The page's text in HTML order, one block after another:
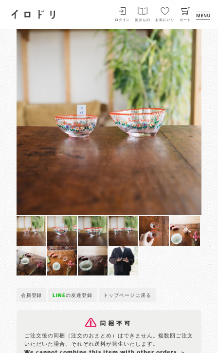
イロドリ
ログイン 読みもの お気にいり カート
会員登録 LINEの友達登録 トップページに戻る
ご注文後の同梱（注文のおまとめ）はできません。複数回ご注文
いただいた場合、それぞれ送料が発生いたします。